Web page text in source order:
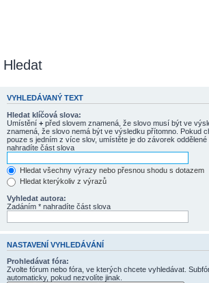
Hledat
VYHLEDÁVANÝ TEXT
Hledat klíčová slova:
Umístění + před slovem znamená, že slovo musí být ve
znamená, že slovo nemá být ve výsledku přítomno. Pokud
pouze s jedním z více slov, umístěte je do závorek oddělené
nahradíte část slova
Hledat všechny výrazy nebo přesnou shodu s dotazem
Hledat kterýkoliv z výrazů
Vyhledat autora:
Zadáním * nahradíte část slova
NASTAVENÍ VYHLEDÁVÁNÍ
Prohledávat fóra:
Zvolte fórum nebo fóra, ve kterých chcete vyhledávat.
automaticky, pokud nezvolíte jinak.